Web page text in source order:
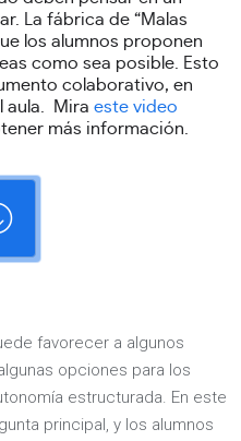
La fábrica de “Malas
los alumnos proponen
como sea posible. Esto
colaborativo, en
aula. Mira este video
más información.
favorecer a algunos
opciones para los
estructurada. En este
principal, y los alumnos